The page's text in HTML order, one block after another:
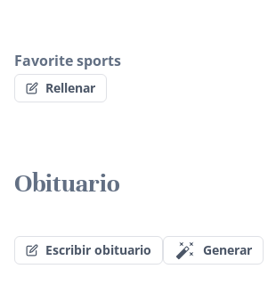
Favorite sports
Rellenar
Obituario
Escribir obituario Generar